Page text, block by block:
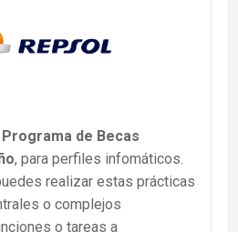
Programa de Becas
, para perfiles infomáticos.
realizar estas prácticas
o complejos
o tareas a